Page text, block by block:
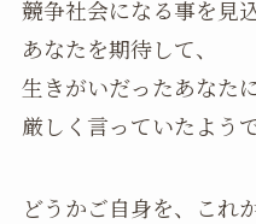
競争社会になる事を見
あなたを期待して、
生きがいだったあなた
厳しく言っていたよう
どうかご自身を、こ